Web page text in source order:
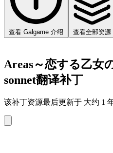
查看 Galgame 介绍 查看全部资源
Areas～恋する乙女
sonnet翻译补丁
该补丁资源最后更新于 大约 1